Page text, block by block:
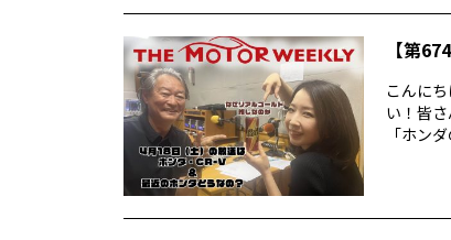
【第
こんに
い！皆
「ホン